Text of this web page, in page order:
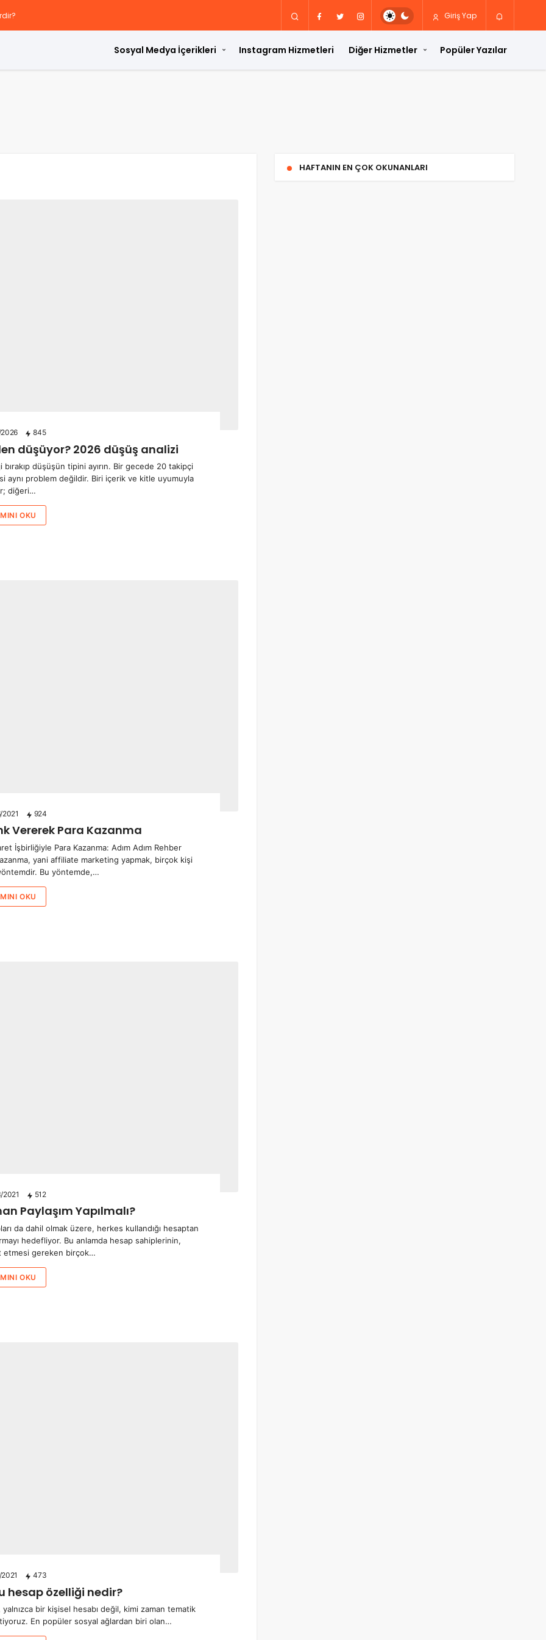
Giriş Yap
Sosyal Medya İçerikleri Instagram Hizmetleri Diğer Hizmetler Popüler Yazılar
845
düşüyor? 2026 düşüş analizi
düşüşün tipini ayırın. Bir gecede 20 takipçi
aynı problem değildir. Biri içerik ve kitle uyumuyla
diğeri…
OKU
924
Vererek Para Kazanma
İşbirliğiyle Para Kazanma: Adım Adım Rehber
yani affiliate marketing yapmak, birçok kişi
Bu yöntemde,…
OKU
2021 512
Paylaşım Yapılmalı?
da dahil olmak üzere, herkes kullandığı hesaptan
hedefliyor. Bu anlamda hesap sahiplerinin,
etmesi gereken birçok…
OKU
473
hesap özelliği nedir?
yalnızca bir kişisel hesabı değil, kimi zaman tematik
En popüler sosyal ağlardan biri olan…
HAFTANIN EN ÇOK OKUNANLARI